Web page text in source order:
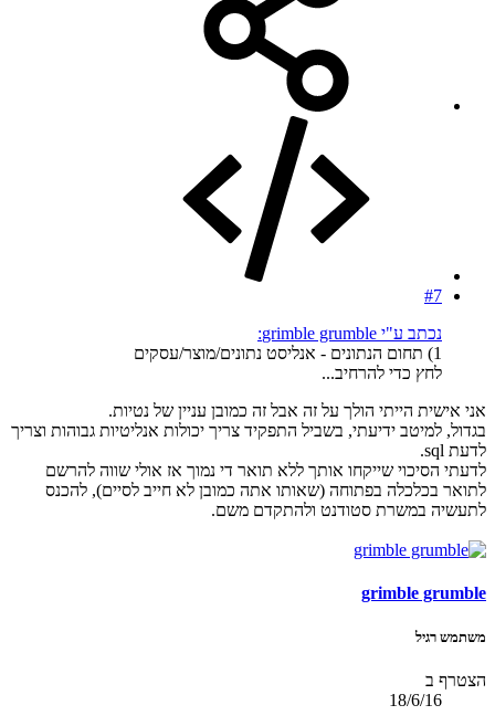
#7
נכתב ע"י grimble grumble:
1) תחום הנתונים - אנליסט נתונים/מוצר/עסקים
לחץ כדי להרחיב...
אני אישית הייתי הולך על זה אבל זה כמובן עניין של נטיות.
בגדול, למיטב ידיעתי, בשביל התפקיד צריך יכולות אנליטיות גבוהות וצריך
לדעת sql.
לדעתי הסיכוי שייקחו אותך ללא תואר די נמוך אז אולי שווה להרשם
לתואר בכלכלה בפתוחה (שאותו אתה כמובן לא חייב לסיים), להכנס
לתעשיה במשרת סטודנט ולהתקדם משם.
grimble grumble
משתמש רגיל
הצטרף ב
18/6/16